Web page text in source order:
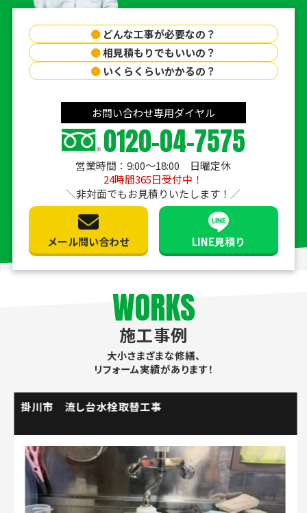
● どんな工事が必要なの？
●相見積もりでもいいの？
● いくらくらいかかるの？
お問い合わせ専用ダイヤル
0120-04-7575
営業時間：9:00〜18:00 日曜定休
24時間365日受付中！
非対面でもお見積りいたします！
メール問い合わせ LINE見積り
WORKS
施工事例
大小さまざまな修繕、
リフォーム実績があります！
掛川市 流し台水栓取替工事